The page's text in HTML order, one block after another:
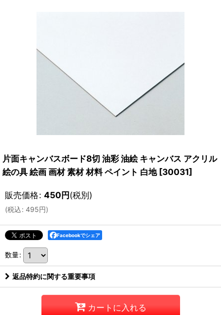
片面キャンバスボード8切 油彩 油絵 キャンバス アクリル
絵の具 絵画 画材 素材 材料 ペイント 白地 [30031]
販売価格: 450円(税別)
(税込: 495円)
Facebookでシェア
数量:
返品特約に関する重要事項
カートに入れる